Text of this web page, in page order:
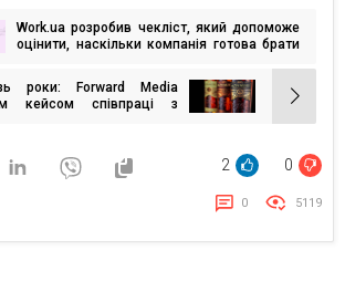
Work.ua розробив чекліст, який допоможе
оцінити, наскільки компанія готова брати
роки: Forward Media
кейсом співпраці з
2 0
0 5119